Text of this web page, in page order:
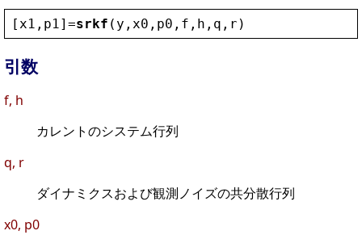
[ x1 , p1 ]=srkf ( y , x0 , p0 , f , h , q , r )
引数
f, h
カレントのシステム行列
q, r
ダイナミクスおよび観測ノイズの共分散行列
x0, p0